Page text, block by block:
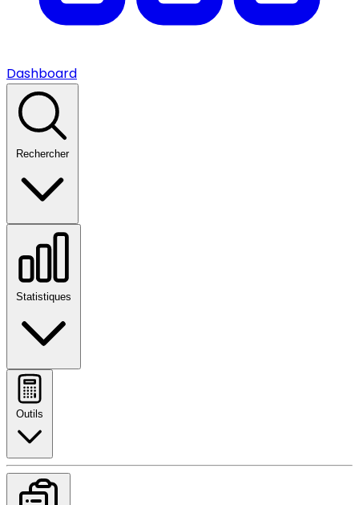
Dashboard
Rechercher
Statistiques
Outils